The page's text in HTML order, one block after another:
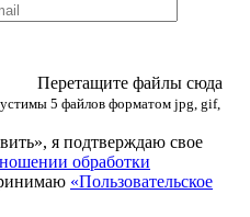
Перетащите файлы сюда
5 файлов форматом jpg, gif,
я подтверждаю свое
обработки
«Пользовательское